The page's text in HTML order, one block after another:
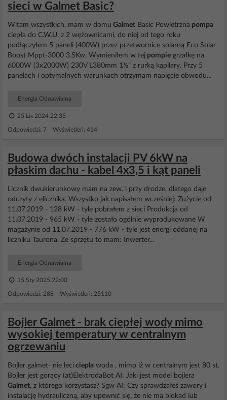
sieci w Galmet Basic?
Witam wszystkich, mam w domu Galmet Basic Powietrzna pompa
ciepła do C.W.U. z 2 wężownicami, do niej od tego roku
podłączyłem 5 paneli (400W) przez przetwornice solarną Eco Solar
Boost Mppt-3000 3.5Kw. Wymieniłem w tej pompie grzałkę na
6000W (3x2000W) 230V L380mm 1½” z rurką kapilary. Przy 5
panelach i optymalnych warunkach otrzymam napięcie obwodu...
Energia Odnawialna
25 Lis 2024 22:35
Odpowiedzi: 7 Wyświetleń: 414
Budowa dwóch instalacji PV 6kW na
płaskim dachu - kabel 4x3,5 i kąt paneli
Licznik dwukierunkowy mam na zew. i przy drodze, dlatego daje
odczyty z elicznika. Wszystko jak napisałem wcześniej: Zużycie od
11.07.2019 - 128 kW - tyle pobrałem z sieci Produkcja od
11.07.2019 - 965 kW - tyle zostało ogólnie wyprodukowane W
magazynie od 11.07.2019 - 776 kW - tyle jest energi oddanej na
liczniku Taurona. Ze sprzętu to mam: Inwerter...
Energia Odnawialna
15 Sty 2025 22:00
Odpowiedzi: 288 Wyświetleń: 25110
Bojler Galmet - brak ciepłej wody mimo
wysokiej temperatury w centralnym
ogrzewaniu
Bojler galmet- nie leci ciepla woda , mimo iż w centralnym jest 80 st.
Bojler jest gorący (at)ElektrodaBot AI: Jaki jest model bojlera
Galmet, z którego korzystasz? Sgw AI: Czy sprawdzałeś zawory i
instalację hydrauliczną, aby upewnić się, że nie ma blokad lub